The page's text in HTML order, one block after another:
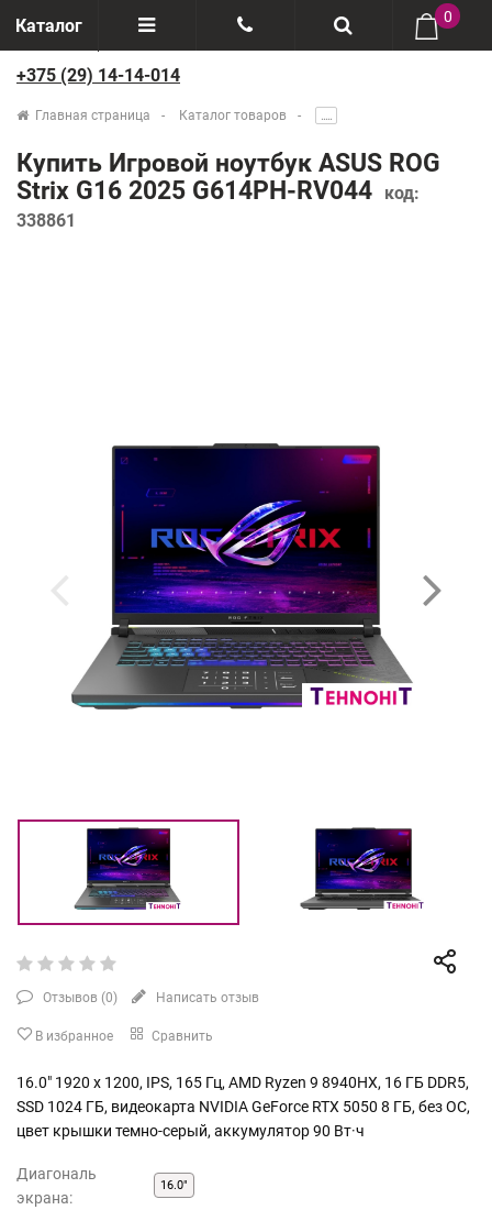
Каталог
Отзывы
Производители
Возврат товаров
+375(29) 888-44-44
0
+375 (29) 14-14-014
Главная страница Каталог товаров .....
Купить Игровой ноутбук ASUS ROG
Strix G16 2025 G614PH-RV044
код:
338861
Отзывов (0) Написать отзыв
В избранное Сравнить
16.0" 1920 x 1200, IPS, 165 Гц, AMD Ryzen 9 8940HX, 16 ГБ DDR5,
SSD 1024 ГБ, видеокарта NVIDIA GeForce RTX 5050 8 ГБ, без ОС,
цвет крышки темно-серый, аккумулятор 90 Вт·ч
Диагональ
экрана:
16.0"